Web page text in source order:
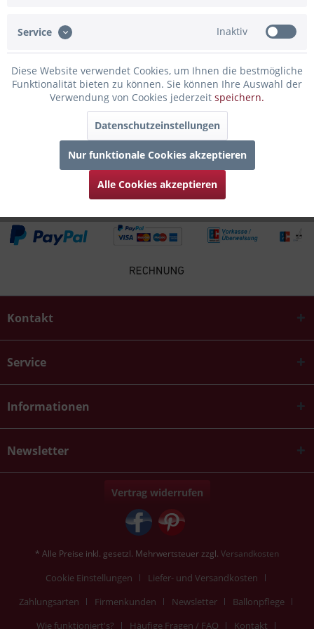
Bewertungen lesen, schreiben und diskutieren...mehr
Infos zum Hersteller
Folgende Infos zum Hersteller sind verfübar......
4
Kontakt
Service
Informationen
Newsletter
Vertrag widerrufen
* Alle Preise inkl. gesetzl. Mehrwertsteuer zzgl. Versandkosten
Cookie Einstellungen
Liefer- und Versandkosten
Zahlungsarten
Firmenkunden Newsletter
Ballonpflege
Wie funktioniert's?
Häufige Fragen / FAQ Kontakt
Service Inaktiv
Diese Website verwendet Cookies, um Ihnen die bestmögliche
Funktionalität bieten zu können. Sie können Ihre Auswahl der
Verwendung von Cookies jederzeit speichern.
Datenschutzeinstellungen
Nur funktionale Cookies akzeptieren
Alle Cookies akzeptieren